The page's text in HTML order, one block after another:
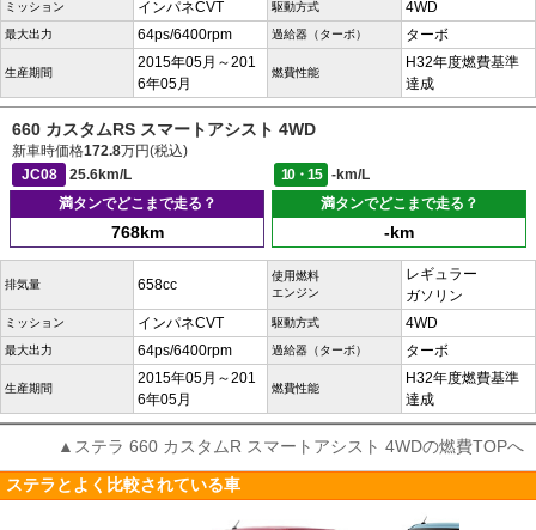
ミッション インパネCVT 駆動方式 4WD
最大出力 64ps/6400rpm 過給器（ターボ） ターボ
生産期間
2015年05月～201
6年05月
燃費性能
H32年度燃費基準
達成
660 カスタムRS スマートアシスト 4WD
新車時価格172.8万円(税込)
JC08
25.6km/L 10・15
-km/L
満タンでどこまで走る？
768km
満タンでどこまで走る？
-km
排気量 658cc
使用燃料
エンジン
レギュラー
ガソリン
ミッション インパネCVT 駆動方式 4WD
最大出力 64ps/6400rpm 過給器（ターボ） ターボ
生産期間
2015年05月～201
6年05月
燃費性能
H32年度燃費基準
達成
▲ステラ 660 カスタムR スマートアシスト 4WDの燃費TOPへ
ステラとよく比較されている車